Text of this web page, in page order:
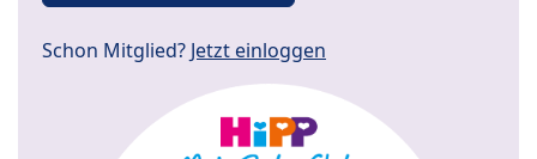
Schon Mitglied? Jetzt einloggen